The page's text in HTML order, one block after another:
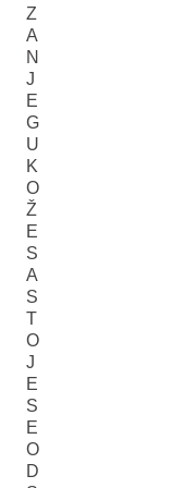
Z
A
N
J
E
G
U
K
O
Ž
E
S
A
S
T
O
J
E
S
E
O
D